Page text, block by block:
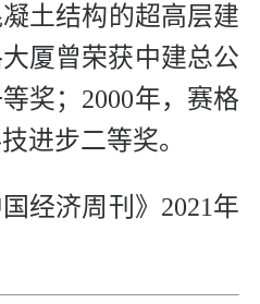
土结构的超高层建
厦曾荣获中建总公
奖；2000年，赛格
进步二等奖。
经济周刊》2021年